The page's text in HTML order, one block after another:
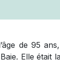
de 95
Elle était